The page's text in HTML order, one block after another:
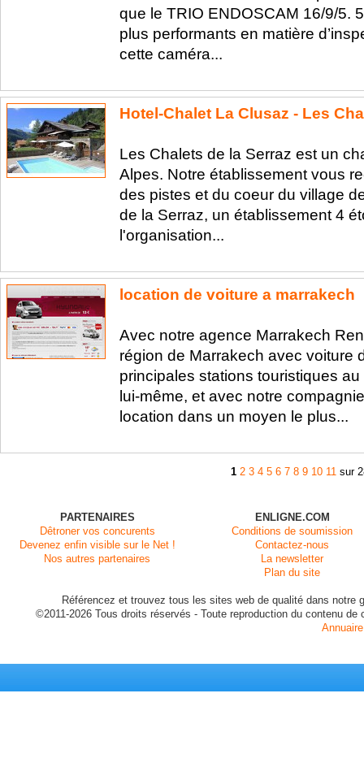
que le TRIO ENDOSCAM 16/9/5.
plus performants en matière
cette caméra...
Hotel-Chalet La Clusaz - Les
Les Chalets de la Serraz est un
Alpes. Notre établissement vous
des pistes et du coeur du village
de la Serraz, un établissement 4
l'organisation...
location de voiture a marrakech
Avec notre agence Marrakech
région de Marrakech avec voiture
principales stations touristiques
lui-même, et avec notre
location dans un moyen le plus...
1 2 3 4 5 6 7 8 9 10 11 sur
PARTENAIRES
Dêtroner vos concurents
Devenez enfin visible sur le Net !
Nos autres partenaires
ENLIGNE.COM
Conditions de soumission
Contactez-nous
La newsletter
Plan du site
Référencez et trouvez tous les sites web de qualité dans notre
©2011-2026 Tous droits réservés - Toute reproduction du contenu